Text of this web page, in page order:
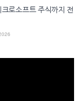
로소프트 주식까지 전